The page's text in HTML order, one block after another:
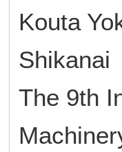
Kouta
Shikanai
The 9th